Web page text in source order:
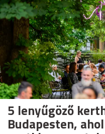
5 lenyűgöző
Budapesten,